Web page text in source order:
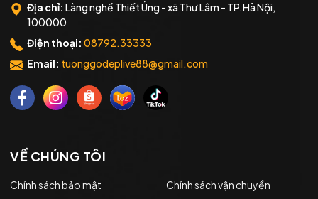
Địa chỉ: Làng nghề Thiết Úng - xã Thư Lâm - TP.Hà Nội,
100000
Điện thoại: 08792.33333
Email: tuonggodeplive88@gmail.com
VỀ CHÚNG TÔI
Chính sách bảo mật
Chính sách vận chuyển